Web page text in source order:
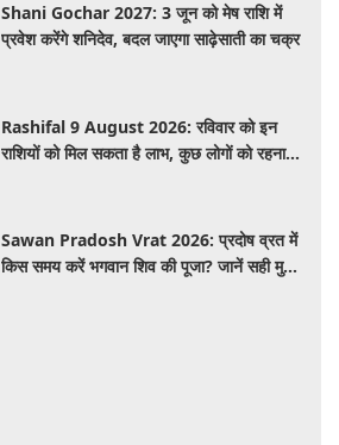
Shani Gochar 2027: 3 जून को मेष राशि में
प्रवेश करेंगे शनिदेव, बदल जाएगा साढ़ेसाती का चक्र
Rashifal 9 August 2026: रविवार को इन
राशियों को मिल सकता है लाभ, कुछ लोगों को रहना
Sawan Pradosh Vrat 2026: प्रदोष व्रत में
किस समय करें भगवान शिव की पूजा? जानें सही मुहूर्त